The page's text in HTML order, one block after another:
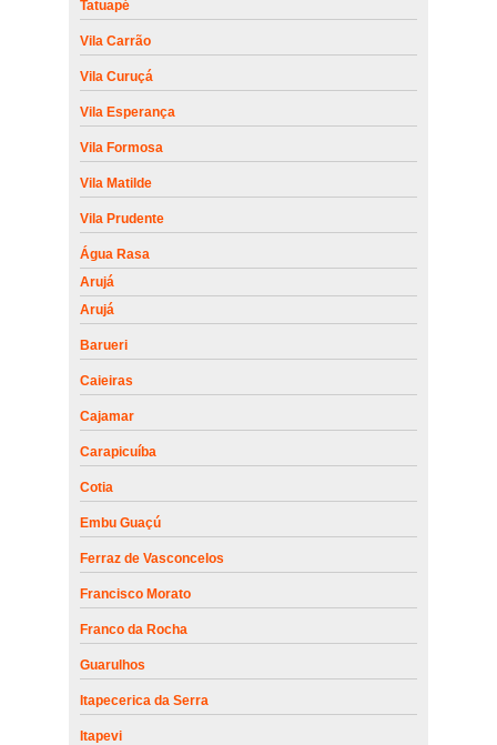
Tatuapé
Vila Carrão
Vila Curuçá
Vila Esperança
Vila Formosa
Vila Matilde
Vila Prudente
Água Rasa
Arujá
Arujá
Barueri
Caieiras
Cajamar
Carapicuíba
Cotia
Embu Guaçú
Ferraz de Vasconcelos
Francisco Morato
Franco da Rocha
Guarulhos
Itapecerica da Serra
Itapevi